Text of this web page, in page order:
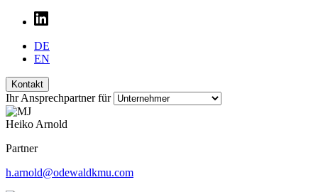
DE
EN
Kontakt
Ihr Ansprechpartner für
Heiko Arnold
Partner
h.arnold@odewaldkmu.com